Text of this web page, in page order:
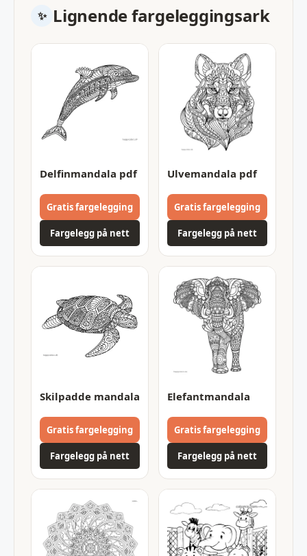
Lignende fargeleggingsark
Delfinmandala pdf
Gratis fargelegging
Fargelegg på nett
Ulvemandala pdf
Gratis fargelegging
Fargelegg på nett
Skilpadde mandala
Gratis fargelegging
Fargelegg på nett
Elefantmandala
Gratis fargelegging
Fargelegg på nett